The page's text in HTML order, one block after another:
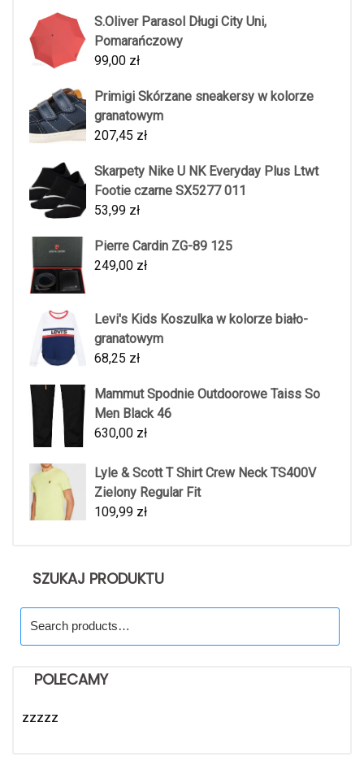
S.Oliver Parasol Długi City Uni,
Pomarańczowy
99,00 zł
Primigi Skórzane sneakersy w kolorze
granatowym
207,45 zł
Skarpety Nike U NK Everyday Plus Ltwt
Footie czarne SX5277 011
53,99 zł
Pierre Cardin ZG-89 125
249,00 zł
Levi's Kids Koszulka w kolorze biało-
granatowym
68,25 zł
Mammut Spodnie Outdoorowe Taiss So
Men Black 46
630,00 zł
Lyle & Scott T Shirt Crew Neck TS400V
Zielony Regular Fit
109,99 zł
SZUKAJ PRODUKTU
for:
POLECAMY
zzzzz